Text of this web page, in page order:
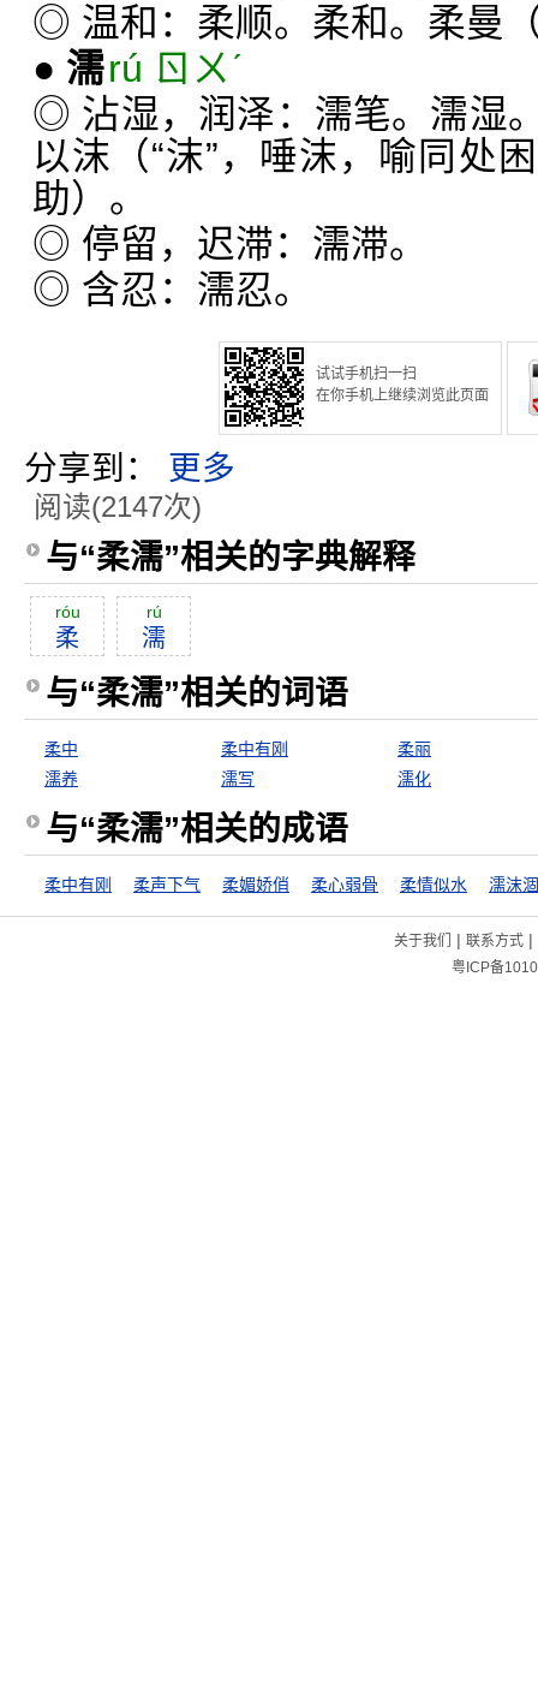
◎ 温和：柔顺。柔和。柔曼
● 濡rú ㄖㄨˊ
◎ 沾湿，润泽：濡笔。濡湿
以沫（“沫”，唾沫，喻同处
助）。
◎ 停留，迟滞：濡滞。
◎ 含忍：濡忍。
试试手机扫一扫
在你手机上继续浏览此页面
分享到： 更多
阅读(2147次)
与“柔濡”相关的字典解释
róu
柔
rú
濡
与“柔濡”相关的词语
柔中 柔中有刚
柔丽
濡养
濡写 濡化
与“柔濡”相关的成语
柔中有刚 柔声下气 柔媚娇俏 柔心弱骨 柔情似水 濡沫
关于我们 | 联系方式|
粤ICP备